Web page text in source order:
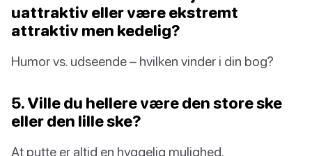
uattraktiv eller være ekstremt
attraktiv men kedelig?
Humor vs. udseende – hvilken vinder i din bog?
5. Ville du hellere være den store ske
eller den lille ske?
At putte er altid en hyggelig mulighed.